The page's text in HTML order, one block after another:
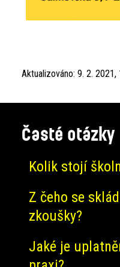
Aktualizováno: 9. 2. 2021,
Časté otázky
Kolik stojí
Z čeho se
zkoušky?
Jaké je